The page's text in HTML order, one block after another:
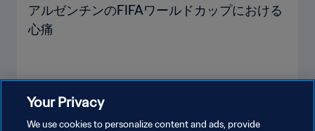
アルゼンチンのFIFAワールドカップにおける
心痛
もっと見る
Your Privacy
We use cookies to personalize content and ads, provide